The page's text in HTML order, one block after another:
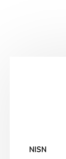
NISN